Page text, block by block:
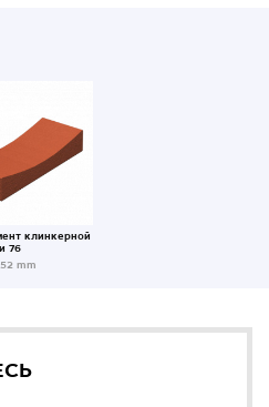
клинкерной
76
mm